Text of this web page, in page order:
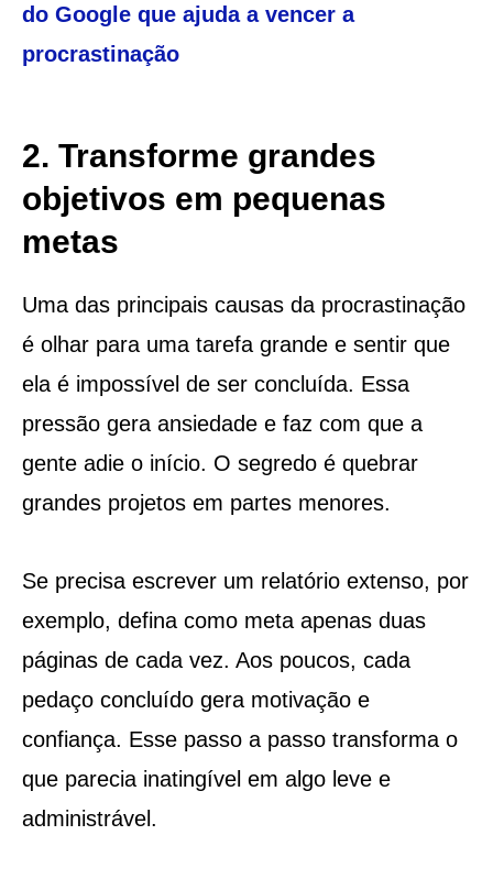
do Google que ajuda a vencer a
procrastinação
2. Transforme grandes
objetivos em pequenas
metas
Uma das principais causas da procrastinação
é olhar para uma tarefa grande e sentir que
ela é impossível de ser concluída. Essa
pressão gera ansiedade e faz com que a
gente adie o início. O segredo é quebrar
grandes projetos em partes menores.
Se precisa escrever um relatório extenso, por
exemplo, defina como meta apenas duas
páginas de cada vez. Aos poucos, cada
pedaço concluído gera motivação e
confiança. Esse passo a passo transforma o
que parecia inatingível em algo leve e
administrável.